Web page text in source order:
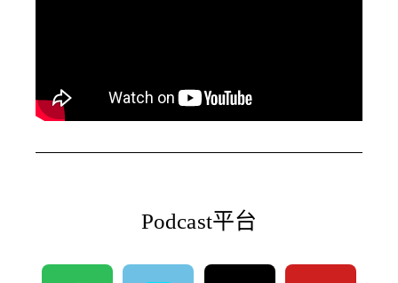
Podcast平台